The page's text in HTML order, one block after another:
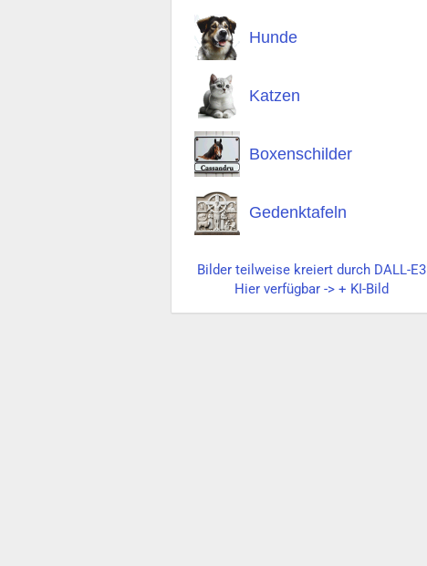
Hunde
Katzen
Boxenschilder
Gedenktafeln
Bilder teilweise kreiert durch DALL-E3
Hier verfügbar -> + KI-Bild